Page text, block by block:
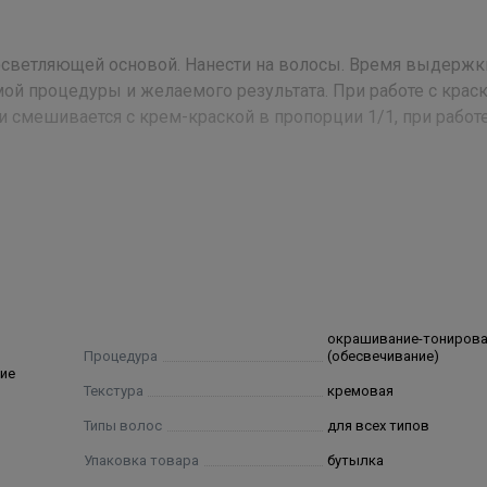
основой. Нанести на волосы. Время
процедуры и желаемого результата. При работе с
смешивается с крем-краской в пропорции 1/1, при
Процедура
окрашивание-
(обесвечивание)
Текстура кремовая
Типы волос для всех типов
Упаковка товара бутылка